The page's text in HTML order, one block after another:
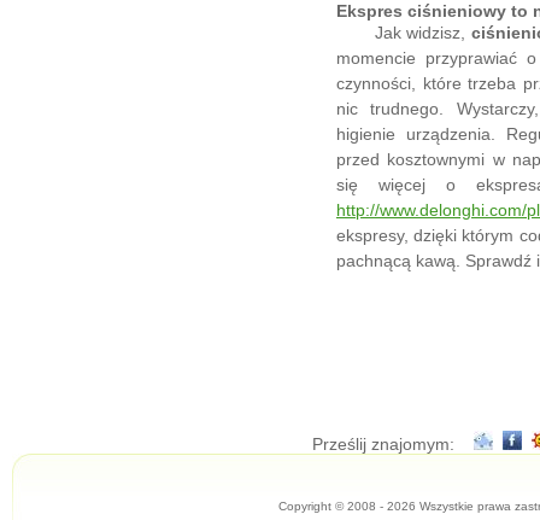
Ekspres ciśnieniowy to
Jak widzisz,
momencie przyprawiać
czynności, które trzeba
nic trudnego.
higienie urządzenia.
przed kosztownymi w
się więcej o
http://www.delonghi.com/
ekspresy, dzięki którym
pachnącą kawą. Sprawdź
Prześlij znajomym:
Copyright © 2008 - 2026 Wszystkie prawa